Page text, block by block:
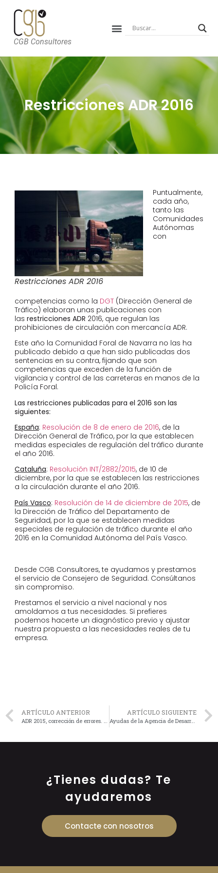
CGB Consultores
Restricciones ADR 2016
Restricciones ADR 2016
Puntualmente,
cada año,
tanto las
Comunidades
Autónomas
con
competencias como la DGT (Dirección General de
Tráfico) elaboran unas publicaciones con
las restricciones ADR 2016, que regulan las
prohibiciones de circulación con mercancía ADR.
Este año la Comunidad Foral de Navarra no las ha
publicado debido a que han sido publicadas dos
sentencias en su contra, fijando que son
competencias que exceden de la función de
vigilancia y control de las carreteras en manos de la
Policía Foral.
Las restricciones publicadas para el 2016 son las
siguientes:
España: Resolución de 8 de enero de 2016, de la
Dirección General de Tráfico, por la que establecen
medidas especiales de regulación del tráfico durante
el año 2016.
Cataluña: Resolución INT/2882/2015, de 10 de
diciembre, por la que se establecen las restricciones
a la circulación durante el año 2016.
País Vasco: Resolución de 14 de diciembre de 2015, de
la Dirección de Tráfico del Departamento de
Seguridad, por la que se establecen medidas
especiales de regulación de tráfico durante el año
2016 en la Comunidad Autónoma del País Vasco.
Desde CGB Consultores, te ayudamos y prestamos
el servicio de Consejero de Seguridad. Consúltanos
sin compromiso.
Prestamos el servicio a nivel nacional y nos
amoldamos a tus necesidades. Si prefieres
podemos hacerte un diagnóstico previo y ajustar
nuestra propuesta a las necesidades reales de tu
empresa.
ARTÍCULO ANTERIOR
ADR 2015, corrección de errores. Consejero de Seguridad
ARTÍCULO SIGUIENTE
Ayudas de la Agencia de Desarrollo de La Rioja (ADER) 2017
¿Tienes dudas? Te
ayudaremos
Contacte con nosotros